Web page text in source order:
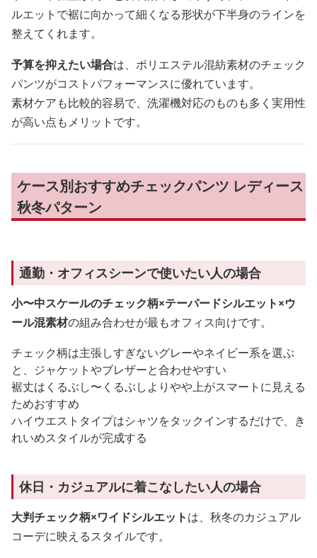
ルエットで裾に向かって細くなる形状が下半身のラインを
整えてくれます。
予算を抑えたい場合は、ポリエステル混紡素材のチェック
パンツがコストパフォーマンスに優れています。
素材ケアも比較的容易で、洗濯機対応のものも多く実用性
が高い点もメリットです。
ケース別おすすめチェックパンツ レディース
秋冬パターン
通勤・オフィスシーンで使いたい人の場合
小〜中スケールのチェック柄×テーパードシルエット×ウ
ール混素材の組み合わせが最もオフィス向けです。
チェック柄は主張しすぎないグレーやネイビー系を選ぶ
と、ジャケットやブレザーと合わせやすい
裾丈はくるぶし〜くるぶしよりやや上がスマートに見える
ためおすすめ
ハイウエストタイプはシャツをタックインするだけで、き
れいめスタイルが完成する
休日・カジュアルに着こなしたい人の場合
大判チェック柄×ワイドシルエットは、秋冬のカジュアル
コーデに映えるスタイルです。